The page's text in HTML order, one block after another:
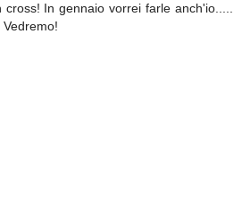
cross! In gennaio vorrei farle anch'io.....